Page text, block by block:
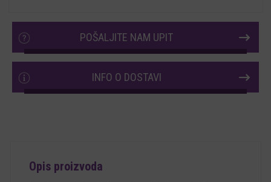
POŠALJITE NAM UPIT
INFO O DOSTAVI
Opis proizvoda